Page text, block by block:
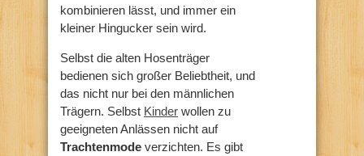
kombinieren lässt, und immer ein
kleiner Hingucker sein wird.
Selbst die alten Hosenträger
bedienen sich großer Beliebtheit, und
das nicht nur bei den männlichen
Trägern. Selbst Kinder wollen zu
geeigneten Anlässen nicht auf
Trachtenmode verzichten. Es gibt